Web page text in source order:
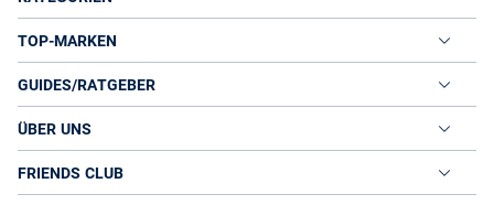
TOP-MARKEN
GUIDES/RATGEBER
ÜBER UNS
FRIENDS CLUB